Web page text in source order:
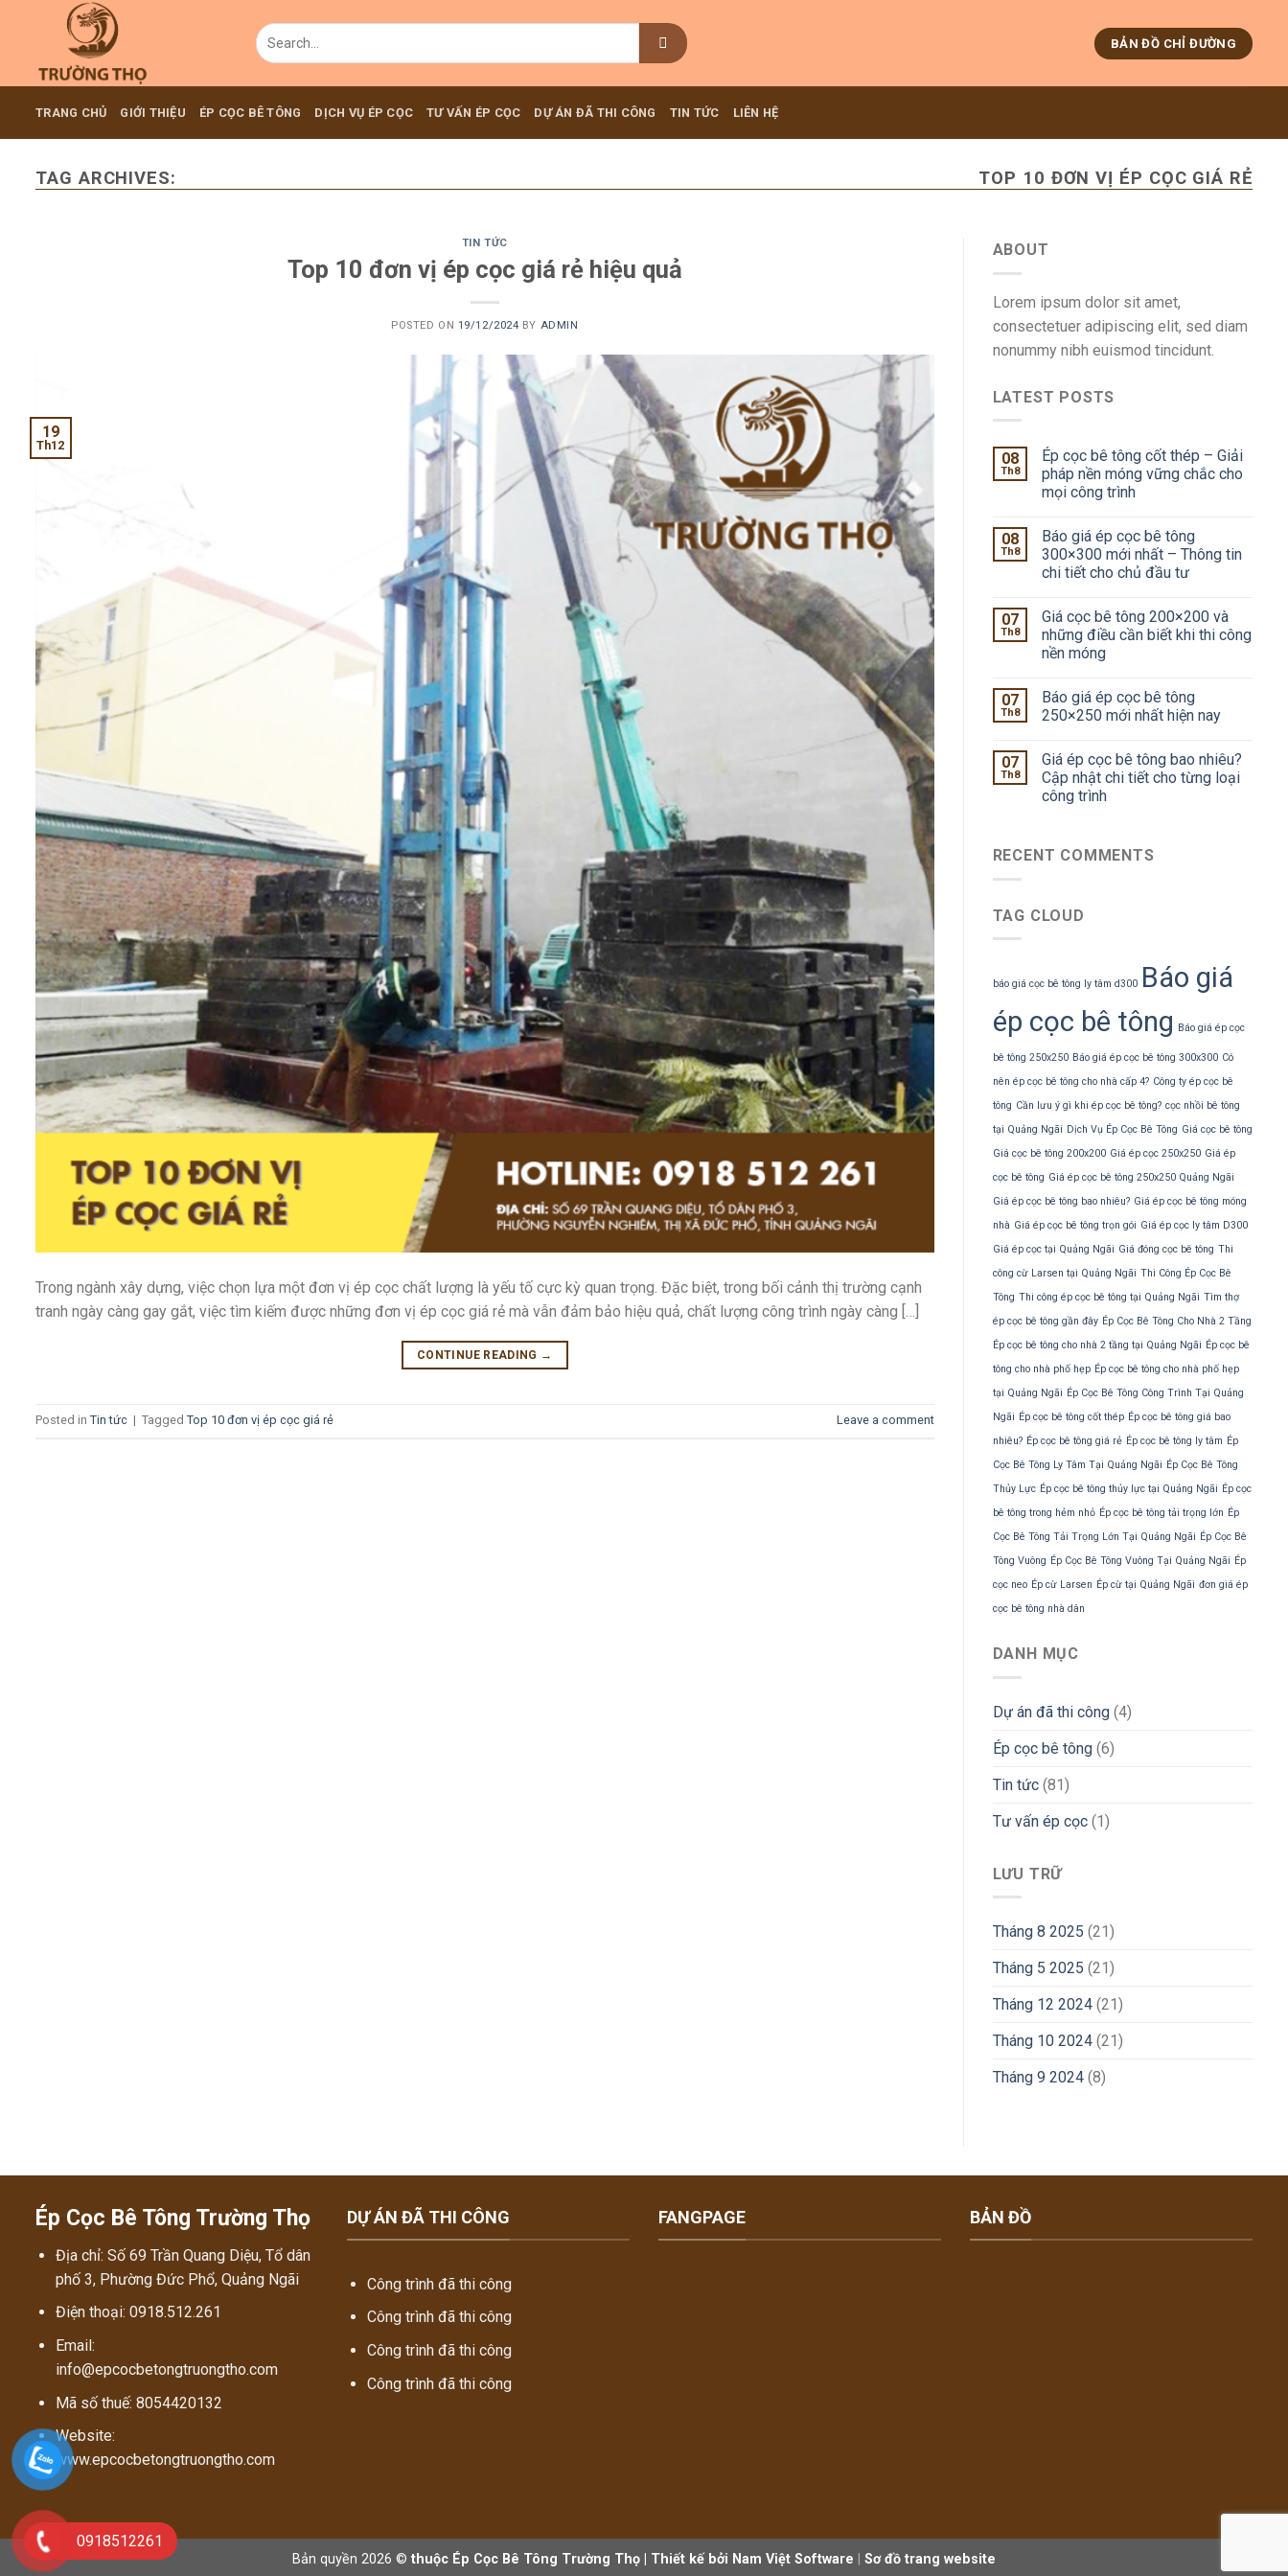
BẢN ĐỒ CHỈ ĐƯỜNG
TRANG CHỦ GIỚI THIỆU ÉP CỌC BÊ TÔNG DỊCH VỤ ÉP CỌC TƯ VẤN ÉP CỌC DỰ ÁN ĐÃ THI CÔNG TIN TỨC LIÊN HỆ
TAG ARCHIVES: TOP 10 ĐƠN VỊ ÉP CỌC GIÁ RẺ
TIN TỨC
Top 10 đơn vị ép cọc giá rẻ hiệu quả
POSTED ON 19/12/2024 BY ADMIN
19
Th12
Trong ngành xây dựng, việc chọn lựa một đơn vị ép cọc chất lượng là yếu tố cực kỳ quan trọng. Đặc biệt, trong bối cảnh thị trường cạnh
tranh ngày càng gay gắt, việc tìm kiếm được những đơn vị ép cọc giá rẻ mà vẫn đảm bảo hiệu quả, chất lượng công trình ngày càng […]
CONTINUE READING →
Posted in Tin tức | Tagged Top 10 đơn vị ép cọc giá rẻ Leave a comment
ABOUT
Lorem ipsum dolor sit amet,
consectetuer adipiscing elit, sed diam
nonummy nibh euismod tincidunt.
LATEST POSTS
08
Th8
Ép cọc bê tông cốt thép – Giải
pháp nền móng vững chắc cho
mọi công trình
08
Th8
Báo giá ép cọc bê tông
300×300 mới nhất – Thông tin
chi tiết cho chủ đầu tư
07
Th8
Giá cọc bê tông 200×200 và
những điều cần biết khi thi công
nền móng
07
Th8
Báo giá ép cọc bê tông
250×250 mới nhất hiện nay
07
Th8
Giá ép cọc bê tông bao nhiêu?
Cập nhật chi tiết cho từng loại
công trình
RECENT COMMENTS
TAG CLOUD
báo giá cọc bê tông ly tâm d300 Báo giá
ép cọc bê tông
Báo giá ép cọc
bê tông 250x250 Báo giá ép cọc bê tông 300x300 Có
nên ép cọc bê tông cho nhà cấp 4? Công ty ép cọc bê
tông Cần lưu ý gì khi ép cọc bê tông? cọc nhồi bê tông
tại Quảng Ngãi Dịch Vụ Ép Cọc Bê Tông Giá cọc bê tông
Giá cọc bê tông 200x200 Giá ép cọc 250x250 Giá ép
cọc bê tông Giá ép cọc bê tông 250x250 Quảng Ngãi
Giá ép cọc bê tông bao nhiêu? Giá ép cọc bê tông móng
nhà Giá ép cọc bê tông trọn gói Giá ép cọc ly tâm D300
Giá ép cọc tại Quảng Ngãi Giá đóng cọc bê tông Thi
công cừ Larsen tại Quảng Ngãi Thi Công Ép Cọc Bê
Tông Thi công ép cọc bê tông tại Quảng Ngãi Tìm thợ
ép cọc bê tông gần đây Ép Cọc Bê Tông Cho Nhà 2 Tầng
Ép cọc bê tông cho nhà 2 tầng tại Quảng Ngãi Ép cọc bê
tông cho nhà phố hẹp Ép cọc bê tông cho nhà phố hẹp
tại Quảng Ngãi Ép Cọc Bê Tông Công Trình Tại Quảng
Ngãi Ép cọc bê tông cốt thép Ép cọc bê tông giá bao
nhiêu? Ép cọc bê tông giá rẻ Ép cọc bê tông ly tâm Ép
Cọc Bê Tông Ly Tâm Tại Quảng Ngãi Ép Cọc Bê Tông
Thủy Lực Ép cọc bê tông thủy lực tại Quảng Ngãi Ép cọc
bê tông trong hẻm nhỏ Ép cọc bê tông tải trọng lớn Ép
Cọc Bê Tông Tải Trọng Lớn Tại Quảng Ngãi Ép Cọc Bê
Tông Vuông Ép Cọc Bê Tông Vuông Tại Quảng Ngãi Ép
cọc neo Ép cừ Larsen Ép cừ tại Quảng Ngãi đơn giá ép
cọc bê tông nhà dân
DANH MỤC
Dự án đã thi công(4)
Ép cọc bê tông(6)
Tin tức(81)
Tư vấn ép cọc(1)
LƯU TRỮ
Tháng 8 2025 (21)
Tháng 5 2025 (21)
Tháng 12 2024(21)
Tháng 10 2024(21)
Tháng 9 2024(8)
Ép Cọc Bê Tông Trường Thọ
Địa chỉ: Số 69 Trần Quang Diệu, Tổ dân
phố 3, Phường Đức Phổ, Quảng Ngãi
Điện thoại: 0918.512.261
Email:
info@epcocbetongtruongtho.com
Mã số thuế: 8054420132
Website:
www.epcocbetongtruongtho.com
DỰ ÁN ĐÃ THI CÔNG
Công trình đã thi công
Công trình đã thi công
Công trình đã thi công
Công trình đã thi công
FANGPAGE BẢN ĐỒ
Bản quyền 2026 © thuộc Ép Cọc Bê Tông Trường Thọ | Thiết kế bởi Nam Việt Software Sơ đồ trang website
0918512261